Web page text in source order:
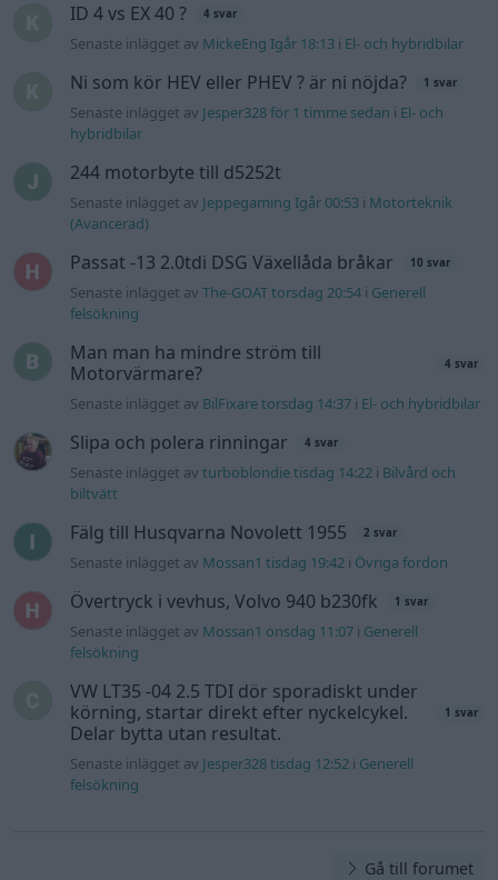
ID 4 vs EX 40 ? 4 svar
Senaste inlägget av MickeEng Igår 18:13 i El- och hybridbilar
Ni som kör HEV eller PHEV ? är ni nöjda? 1 svar
Senaste inlägget av Jesper328 för 1 timme sedan i El- och
hybridbilar
244 motorbyte till d5252t
Senaste inlägget av Jeppegaming Igår 00:53 i Motorteknik
(Avancerad)
Passat -13 2.0tdi DSG Växellåda bråkar 10 svar
Senaste inlägget avThe-GOAT torsdag 20:54 i Generell
felsökning
Man man ha mindre ström till
Motorvärmare?
4 svar
Senaste inlägget av BilFixare torsdag 14:37 i El- och hybridbilar
Slipa och polera rinningar 4 svar
Senaste inlägget avturboblondie tisdag 14:22 i Bilvård och
biltvätt
Fälg till Husqvarna Novolett 1955 2 svar
Senaste inlägget av Mossan1 tisdag 19:42 i Övriga fordon
Övertryck i vevhus, Volvo 940 b230fk 1 svar
Senaste inlägget av Mossan1 onsdag 11:07 i Generell
felsökning
VW LT35 -04 2.5 TDI dör sporadiskt under
körning, startar direkt efter nyckelcykel.
Delar bytta utan resultat.
1 svar
Senaste inlägget av Jesper328 tisdag 12:52 i Generell
felsökning
Gå till forumet